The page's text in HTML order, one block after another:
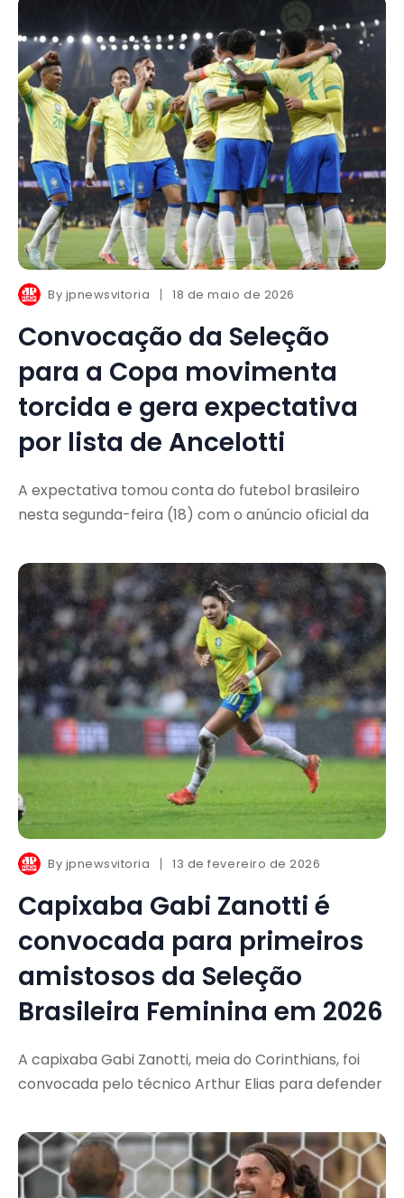
By jpnewsvitoria 18 de maio de 2026
Convocação da Seleção
para a Copa movimenta
torcida e gera expectativa
por lista de Ancelotti
A expectativa tomou conta do futebol brasileiro
nesta segunda-feira (18) com o anúncio oficial da
By jpnewsvitoria 13 de fevereiro de 2026
Capixaba Gabi Zanotti é
convocada para primeiros
amistosos da Seleção
Brasileira Feminina em 2026
A capixaba Gabi Zanotti, meia do Corinthians, foi
convocada pelo técnico Arthur Elias para defender